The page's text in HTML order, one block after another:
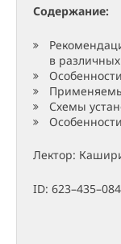
Содержание:
в
Схемы
Лектор:
ID: 623–435–084